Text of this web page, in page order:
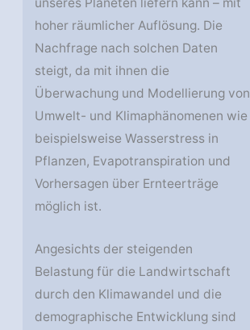
hoher räumlicher Auflösung. Die
Nachfrage nach solchen Daten
steigt, da mit ihnen die
Überwachung und Modellierung von
Umwelt- und Klimaphänomenen wie
beispielsweise Wasserstress in
Pflanzen, Evapotranspiration und
Vorhersagen über Ernteerträge
möglich ist.
Angesichts der steigenden
Belastung für die Landwirtschaft
durch den Klimawandel und die
demographische Entwicklung sind